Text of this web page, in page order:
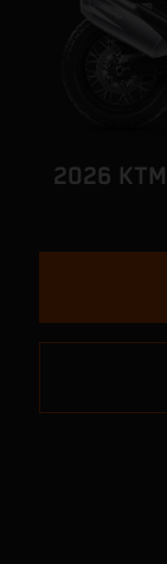
2026